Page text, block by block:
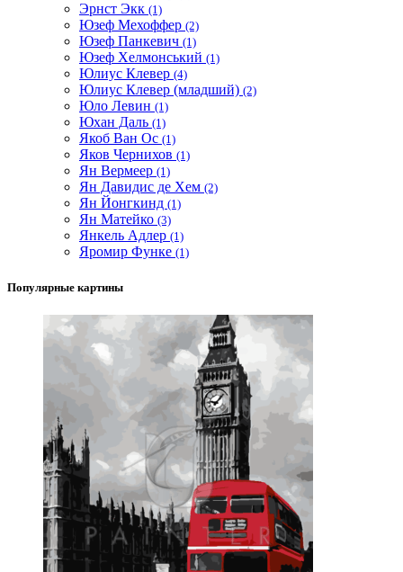
Эрнст Экк (1)
Юзеф Мехоффер (2)
Юзеф Панкевич (1)
Юзеф Хелмонський (1)
Юлиус Клевер (4)
Юлиус Клевер (младший) (2)
Юло Левин (1)
Юхан Даль (1)
Якоб Ван Ос (1)
Яков Чернихов (1)
Ян Вермеер (1)
Ян Давидис де Хем (2)
Ян Йонгкинд (1)
Ян Матейко (3)
Янкель Адлер (1)
Яромир Функе (1)
Популярные картины